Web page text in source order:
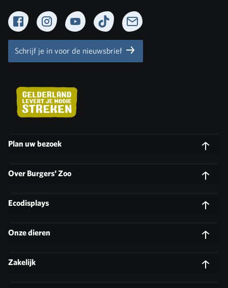
FacebookInstagramYouTubeTikTok Newsletter
Schrijf je in voor de nieuwsbrief
Plan uw bezoek
Over Burgers' Zoo
Ecodisplays
Onze dieren
Zakelijk